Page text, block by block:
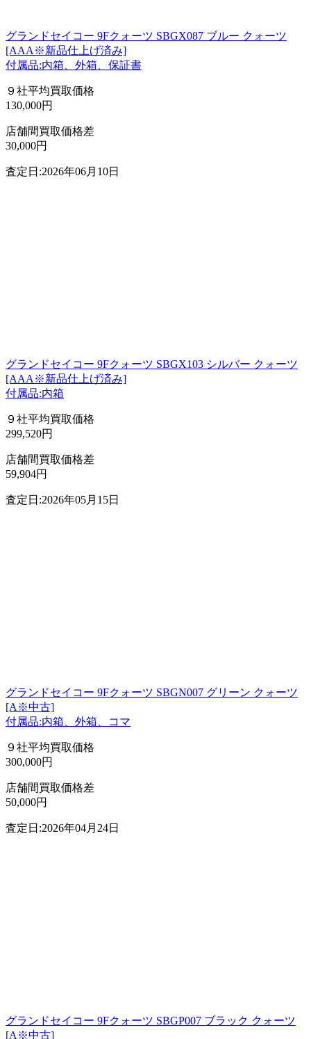
グランドセイコー 9Fクォーツ SBGX087 ブルー クォーツ
[AAA※新品仕上げ済み]
付属品:内箱、外箱、保証書
９社平均買取価格
130,000円
店舗間買取価格差
30,000円
査定日:2026年06月10日
グランドセイコー 9Fクォーツ SBGX103 シルバー クォーツ
[AAA※新品仕上げ済み]
付属品:内箱
９社平均買取価格
299,520円
店舗間買取価格差
59,904円
査定日:2026年05月15日
グランドセイコー 9Fクォーツ SBGN007 グリーン クォーツ
[A※中古]
付属品:内箱、外箱、コマ
９社平均買取価格
300,000円
店舗間買取価格差
50,000円
査定日:2026年04月24日
グランドセイコー 9Fクォーツ SBGP007 ブラック クォーツ
[A※中古]